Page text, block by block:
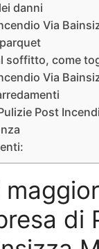
danni
Via
soffitto, come
Via
Post
di